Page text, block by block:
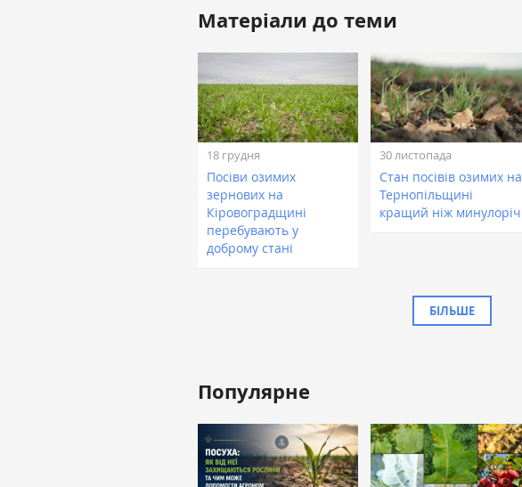
Матеріали до теми
18 грудня
Посіви озимих
зернових на
Кіровоградщині
перебувають у
доброму стані
30 листопада
Стан посівів озимих на
Тернопільщині
кращий ніж минулоріч
БІЛЬШЕ
Популярне